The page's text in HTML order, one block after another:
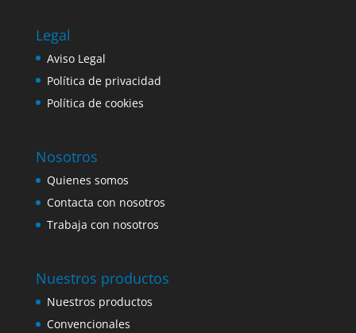
Legal
Aviso Legal
Política de privacidad
Política de cookies
Nosotros
Quienes somos
Contacta con nosotros
Trabaja con nosotros
Nuestros productos
Nuestros productos
Convencionales